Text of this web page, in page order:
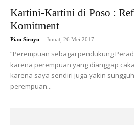
Kartini-Kartini di Poso :
Komitment
Pian Siruyu - Jumat, 26 Mei 2017
“Perempuan sebagai pendukung
karena perempuan yang dianggap
karena saya sendiri juga yakin
perempuan...